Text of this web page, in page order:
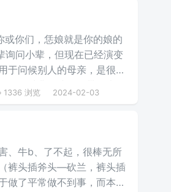
你们，恁娘就是你的娘的
询问小辈，但现在已经演变
于问候别人的母亲，是很多
尤其是在与同辈朋友的交流
1336 浏览 2024-02-03
、牛b、了不起，很棒无所
裤头插斧头—砍兰，裤头插
了平常做不到事，而本人